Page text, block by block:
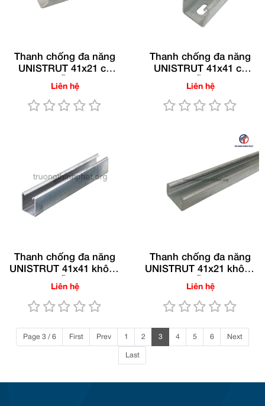
Thanh chống đa năng
UNISTRUT 41x21 có
đục lỗ TTP®
Liên hệ
Thanh chống đa năng
UNISTRUT 41x41 có
đục lỗ TTP®
Liên hệ
Thanh chống đa năng
UNISTRUT 41x41 không
đục lỗ TTP®
Liên hệ
Thanh chống đa năng
UNISTRUT 41x21 không
đục lỗ TTP®
Liên hệ
Page 3 / 6 First Prev 1 2 3 4 5 6 Next
Last